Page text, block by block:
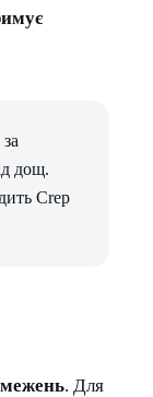
дощ.
Crep
. Для